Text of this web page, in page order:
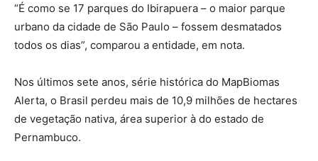
“É como se 17 parques do Ibirapuera – o maior parque
urbano da cidade de São Paulo – fossem desmatados
todos os dias”, comparou a entidade, em nota.
Nos últimos sete anos, série histórica do MapBiomas
Alerta, o Brasil perdeu mais de 10,9 milhões de hectares
de vegetação nativa, área superior à do estado de
Pernambuco.